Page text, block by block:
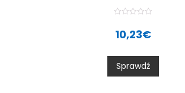
0
o
u
t
10,23€
Sprawdź